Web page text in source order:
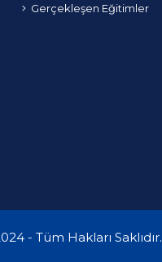
Gerçekleşen Eğitimler
- Tüm Hakları Saklıdır.